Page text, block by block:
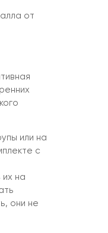
от
или на
с
на
они не